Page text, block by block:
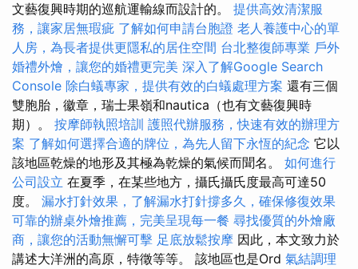
文藝復興時期的巡航運輸線而設計的。 提供高效清潔服
務，讓家居無瑕疵 了解如何申請台胞證 老人養護中心的單
人房，為長者提供更隱私的居住空間 台北整復師專業 戶外
婚禮外燴，讓您的婚禮更完美 深入了解Google Search
Console 除白蟻專家，提供有效的白蟻處理方案 還有三個
雙胞胎，徽章，瑞士果嶺和nautica（也有文藝復興時
期）。 按摩師執照培訓 護照代辦服務，快速有效的辦理方
案 了解如何選擇合適的牌位，為先人留下永恆的紀念 它以
該地區乾燥的地形及其極為乾燥的氣候而聞名。 如何進行
公司設立 在夏季，在某些地方，攝氏攝氏度最高可達50
度。 漏水打針效果，了解漏水打針撐多久，確保修復效果
可靠的辦桌外燴推薦，完美呈現每一餐 尋找優質的外燴廠
商，讓您的活動無懈可擊 足底放鬆按摩 因此，本文致力於
講述大洋洲的高原，特徵等等。 該地區也是Ord 氣結調理